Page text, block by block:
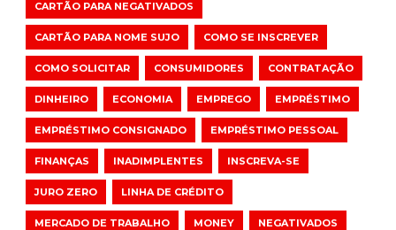
CARTÃO PARA NEGATIVADOS
CARTÃO PARA NOME SUJO COMO SE INSCREVER
COMO SOLICITAR CONSUMIDORES CONTRATAÇÃO
DINHEIRO ECONOMIA EMPREGO EMPRÉSTIMO
EMPRÉSTIMO CONSIGNADO EMPRÉSTIMO PESSOAL
FINANÇAS INADIMPLENTES INSCREVA-SE
JURO ZERO LINHA DE CRÉDITO
MERCADO DE TRABALHO MONEY NEGATIVADOS